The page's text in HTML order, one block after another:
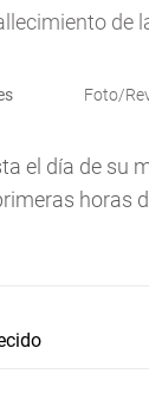
de
Foto/
el día de su
horas